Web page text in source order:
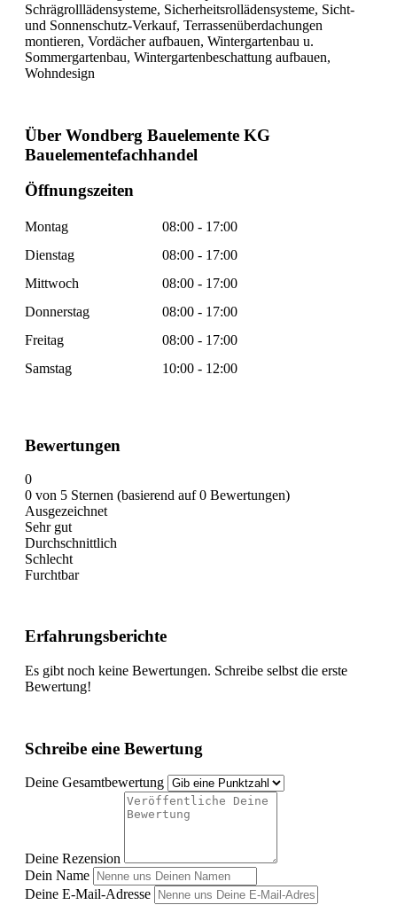
Schrägrolllädensysteme, Sicherheitsrollädensysteme, Sicht-
und Sonnenschutz-Verkauf, Terrassenüberdachungen
montieren, Vordächer aufbauen, Wintergartenbau u.
Sommergartenbau, Wintergartenbeschattung aufbauen,
Wohndesign
Über Wondberg Bauelemente KG
Bauelementefachhandel
Öffnungszeiten
Montag
08:00 - 17:00
Dienstag
08:00 - 17:00
Mittwoch
08:00 - 17:00
Donnerstag
08:00 - 17:00
Freitag
08:00 - 17:00
Samstag
10:00 - 12:00
Bewertungen
0
0 von 5 Sternen (basierend auf 0 Bewertungen)
Ausgezeichnet
Sehr gut
Durchschnittlich
Schlecht
Furchtbar
Erfahrungsberichte
Es gibt noch keine Bewertungen. Schreibe selbst die erste
Bewertung!
Schreibe eine Bewertung
Deine Gesamtbewertung
Deine Rezension
Dein Name
Deine E-Mail-Adresse